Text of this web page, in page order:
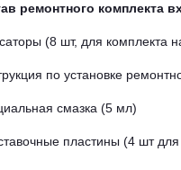
ремонтного комплекта
(8 шт, для комплекта
по установке
смазка (5 мл)
пластины (4 шт